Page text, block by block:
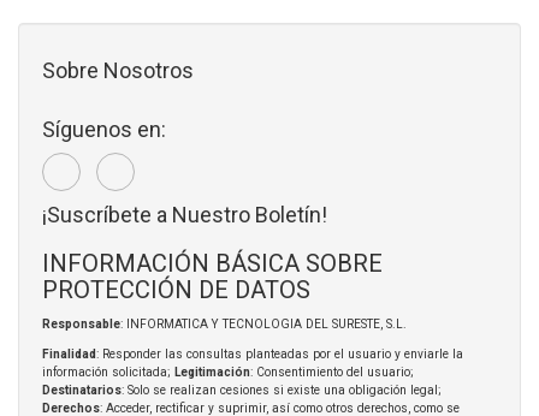
Sobre Nosotros
Síguenos en:
¡Suscríbete a Nuestro Boletín!
INFORMACIÓN BÁSICA SOBRE
PROTECCIÓN DE DATOS
Responsable: INFORMATICA Y TECNOLOGIA DEL SURESTE, S.L.
Finalidad: Responder las consultas planteadas por el usuario y enviarle la
información solicitada; Legitimación: Consentimiento del usuario;
Destinatarios: Solo se realizan cesiones si existe una obligación legal;
Derechos: Acceder, rectificar y suprimir, así como otros derechos, como se